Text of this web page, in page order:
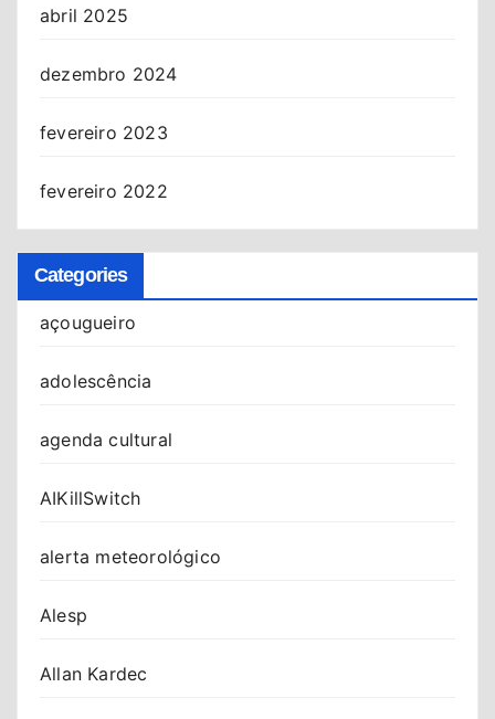
abril 2025
dezembro 2024
fevereiro 2023
fevereiro 2022
Categories
açougueiro
adolescência
agenda cultural
AIKillSwitch
alerta meteorológico
Alesp
Allan Kardec